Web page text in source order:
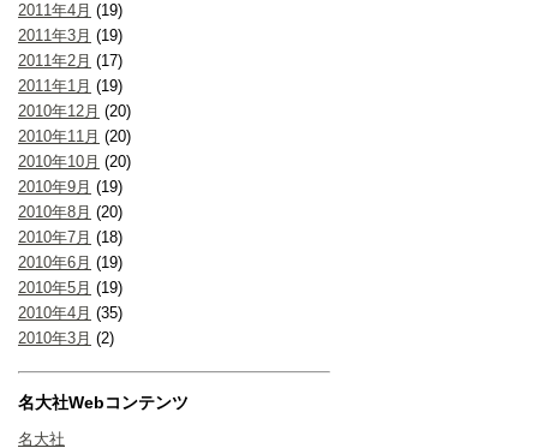
2011年4月 (19)
2011年3月 (19)
2011年2月 (17)
2011年1月 (19)
2010年12月 (20)
2010年11月 (20)
2010年10月 (20)
2010年9月 (19)
2010年8月 (20)
2010年7月 (18)
2010年6月 (19)
2010年5月 (19)
2010年4月 (35)
2010年3月 (2)
名大社Webコンテンツ
名大社